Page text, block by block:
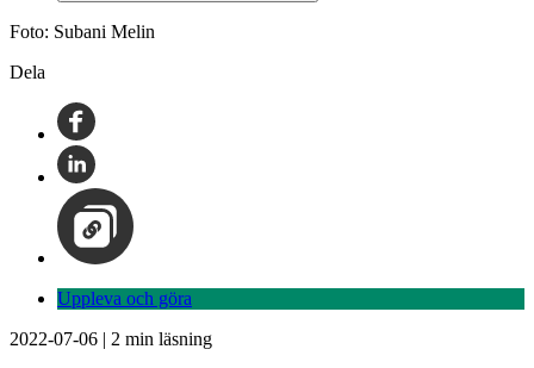
Foto: Subani Melin
Dela
Uppleva och göra
2022-07-06 | 2 min läsning